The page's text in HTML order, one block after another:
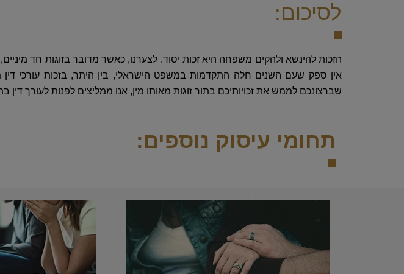
לסיכום:
הזכות להינשא ולהקים משפחה היא זכות יסוד. לצערנו, כאשר מדובר בזוגות חד
אין ספק שעם השנים חלה התקדמות במשפט הישראלי, בין היתר, בזכות עורכי
שברצונכם לממש את זכויותיכם בתור זוגות מאותו מין, אנו ממליצים לפנות לעורך
תחומי עיסוק נוספים: